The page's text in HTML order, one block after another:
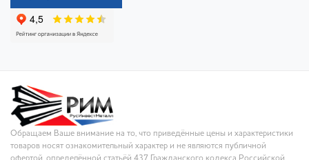
Обращаем Ваше внимание на то, что приведённые цены и характеристики
товаров носят ознакомительный характер и не являются публичной